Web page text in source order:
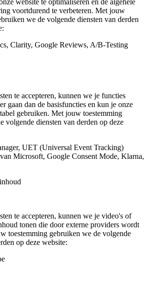
website te optimaliseren en de algehele
voortdurend te verbeteren. Met jouw
we de volgende diensten van derden
Clarity, Google Reviews, A/B-Testing
te accepteren, kunnen we je functies
gaan dan de basisfuncties en kun je onze
gebruiken. Met jouw toestemming
volgende diensten van derden op deze
UET (Universal Event Tracking)
Microsoft, Google Consent Mode, Klarna,
te accepteren, kunnen we je video's of
tonen die door externe providers wordt
toestemming gebruiken we de volgende
op deze website: